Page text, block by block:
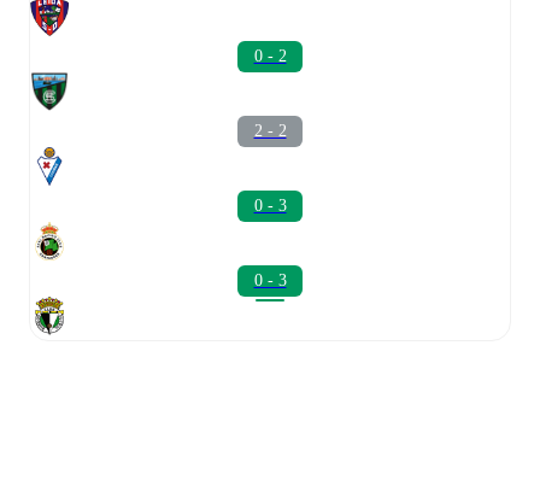
0 - 2
2 - 2
0 - 3
0 - 3